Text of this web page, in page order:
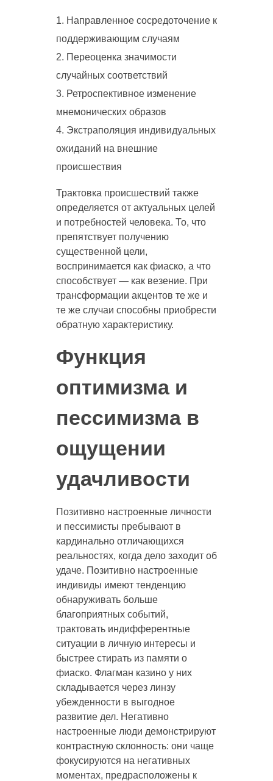
Направленное сосредоточение к
поддерживающим случаям
Переоценка значимости
случайных соответствий
Ретроспективное изменение
мнемонических образов
Экстраполяция индивидуальных
ожиданий на внешние
происшествия
Трактовка происшествий также
определяется от актуальных целей
и потребностей человека. То, что
препятствует получению
существенной цели,
воспринимается как фиаско, а что
способствует — как везение. При
трансформации акцентов те же и
те же случаи способны приобрести
обратную характеристику.
Функция
оптимизма и
пессимизма в
ощущении
удачливости
Позитивно настроенные личности
и пессимисты пребывают в
кардинально отличающихся
реальностях, когда дело заходит об
удаче. Позитивно настроенные
индивиды имеют тенденцию
обнаруживать больше
благоприятных событий,
трактовать индифферентные
ситуации в личную интересы и
быстрее стирать из памяти о
фиаско. Флагман казино у них
складывается через линзу
убежденности в выгодное
развитие дел. Негативно
настроенные люди демонстрируют
контрастную склонность: они чаще
фокусируются на негативных
моментах, предрасположены к